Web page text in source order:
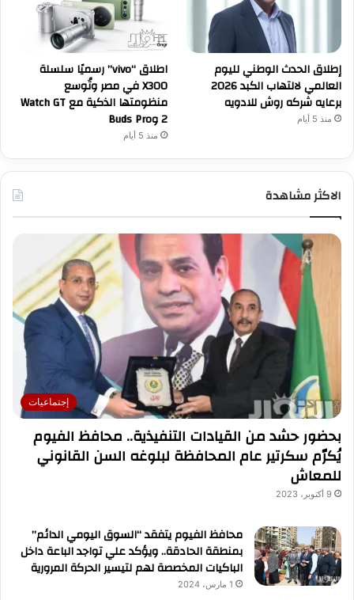
إطلاق الحدث الوطني لليوم
العالمي لالتهاب الكبد 2026
برعايه شركه روش للادويه
منذ 5 أيام
اطلاق “vivo” رسميًا سلسلة
X300 في مصر وتُوسع
منظومتها الذكية مع Watch GT
2 وBuds Pro
منذ 5 أيام
الاكثر مشاهدة
إجتماعيات
بحضور حشد من القيادات التنفيذية.. محافظ الفيوم
يُكرّم سكرتير عام المحافظة لبلوغه السن القانوني
للمعاش
9 أكتوبر، 2023
محافظ الفيوم يتفقد “السوق اليومي الدائم”
بمنطقة الحادقة.. ويؤكد علي تواجد الباعة داخل
الباكيات المخصصة لهم لتيسير الحركة المرورية
1 مارس، 2024